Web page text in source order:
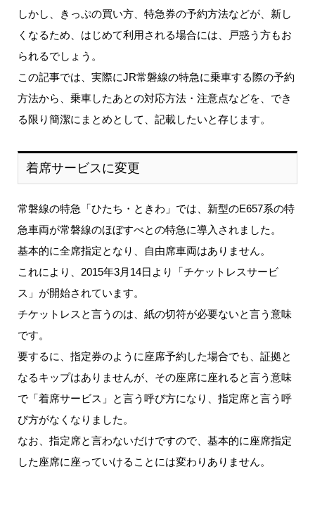
しかし、きっぷの買い方、特急券の予約方法などが、新し
くなるため、はじめて利用される場合には、戸惑う方もお
られるでしょう。
この記事では、実際にJR常磐線の特急に乗車する際の予約
方法から、乗車したあとの対応方法・注意点などを、でき
る限り簡潔にまとめとして、記載したいと存じます。
着席サービスに変更
常磐線の特急「ひたち・ときわ」では、新型のE657系の特
急車両が常磐線のほぼすべとの特急に導入されました。
基本的に全席指定となり、自由席車両はありません。
これにより、2015年3月14日より「チケットレスサービ
ス」が開始されています。
チケットレスと言うのは、紙の切符が必要ないと言う意味
です。
要するに、指定券のように座席予約した場合でも、証拠と
なるキップはありませんが、その座席に座れると言う意味
で「着席サービス」と言う呼び方になり、指定席と言う呼
び方がなくなりました。
なお、指定席と言わないだけですので、基本的に座席指定
した座席に座っていけることには変わりありません。